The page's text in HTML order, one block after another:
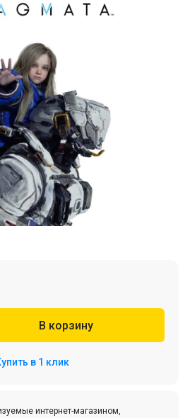
В корзину
в 1 клик
интернет-магазином,